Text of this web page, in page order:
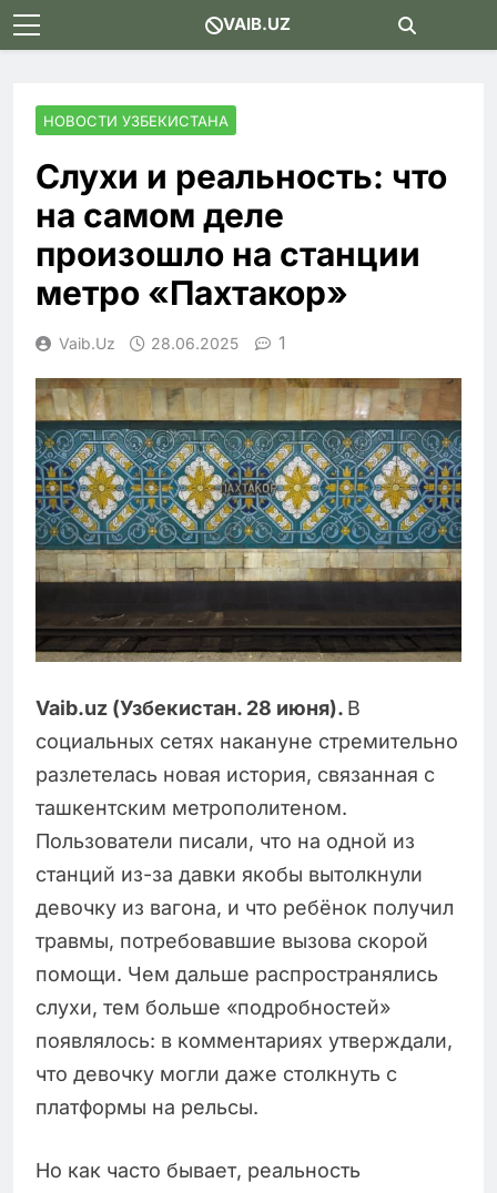
Skip
to
VAIB.UZ
НОВОСТИ УЗБЕКИСТАНА
Слухи и реальность: что
на самом деле
произошло на станции
метро «Пахтакор»
Vaib.uz 28.06.2025 1
Vaib.uz (Узбекистан. 28 июня). В
социальных сетях накануне стремительно
разлетелась новая история, связанная с
ташкентским метрополитеном.
Пользователи писали, что на одной из
станций из-за давки якобы вытолкнули
девочку из вагона, и что ребёнок получил
травмы, потребовавшие вызова скорой
помощи. Чем дальше распространялись
слухи, тем больше «подробностей»
появлялось: в комментариях утверждали,
что девочку могли даже столкнуть с
платформы на рельсы.
Но как часто бывает, реальность